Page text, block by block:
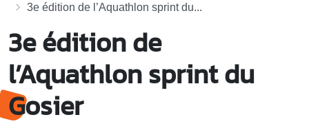
3e édition de l’Aquathlon sprint du...
3e édition de
l’Aquathlon sprint du
Gosier